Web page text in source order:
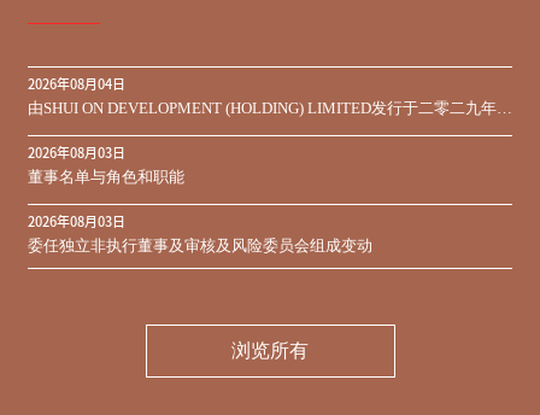
2026年08月04日
由SHUI ON DEVELOPMENT (HOLDING) LIMITED发行于二零二九年到
期之450,000,000美元9.75%优先票据之同意征求于届满期限前收到的
同意结果
2026年08月03日
董事名单与角色和职能
2026年08月03日
委任独立非执行董事及审核及风险委员会组成变动
浏览所有